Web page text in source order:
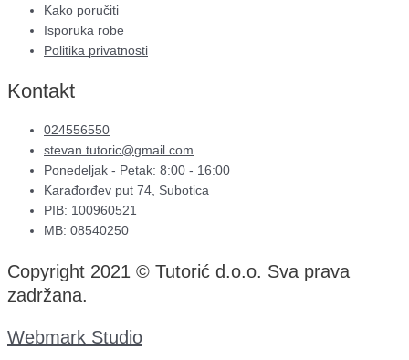
Kako poručiti
Isporuka robe
Politika privatnosti
Kontakt
024556550
stevan.tutoric@gmail.com
Ponedeljak - Petak: 8:00 - 16:00
Karađorđev put 74, Subotica
PIB: 100960521
MB: 08540250
Copyright 2021 © Tutorić d.o.o. Sva prava
zadržana.
Webmark Studio